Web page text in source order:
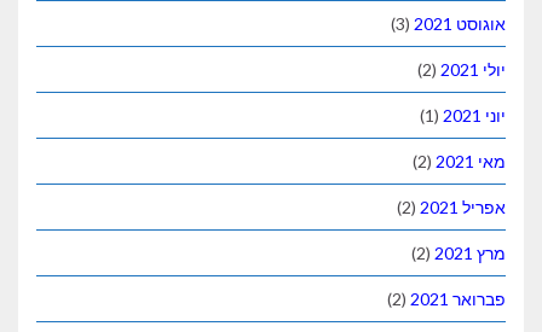
אוגוסט 2021 (3)
יולי 2021 (2)
יוני 2021 (1)
מאי 2021 (2)
אפריל 2021 (2)
מרץ 2021 (2)
פברואר 2021 (2)